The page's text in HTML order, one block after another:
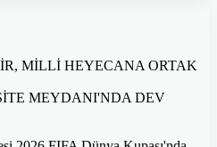
MİLLİ HEYECANA ORTAK
MEYDANI'NDA DEV